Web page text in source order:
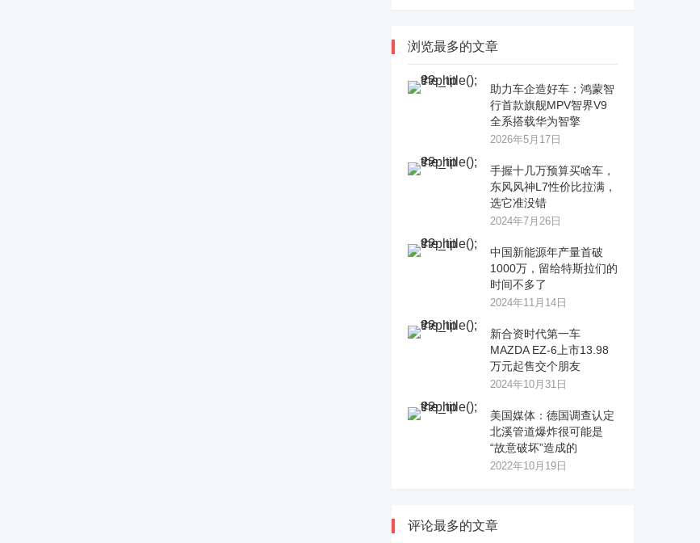
浏览最多的文章
助力车企造好车：鸿蒙智
行首款旗舰MPV智界V9
全系搭载华为智擎
2026年5月17日
手握十几万预算买啥车，
东风风神L7性价比拉满，
选它准没错
2024年7月26日
中国新能源年产量首破
1000万，留给特斯拉们的
时间不多了
2024年11月14日
新合资时代第一车
MAZDA EZ-6上市13.98
万元起售交个朋友
2024年10月31日
美国媒体：德国调查认定
北溪管道爆炸很可能是
“故意破坏”造成的
2022年10月19日
评论最多的文章